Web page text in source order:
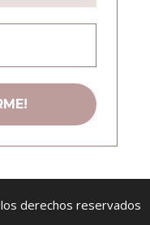
derechos reservados